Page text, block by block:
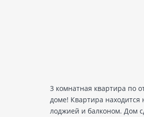
3 комнатная квартира по
доме! Квартира находится
лоджией и балконом. Дом